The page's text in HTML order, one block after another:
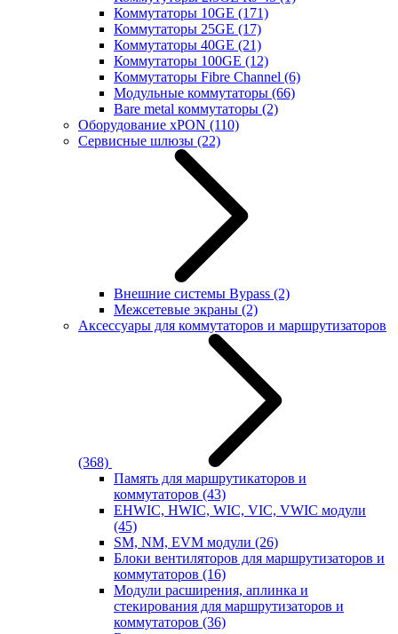
Коммутаторы 10GE (171)
Коммутаторы 25GE (17)
Коммутаторы 40GE (21)
Коммутаторы 100GE (12)
Коммутаторы Fibre Channel (6)
Модульные коммутаторы (66)
Bare metal коммутаторы (2)
Оборудование xPON (110)
Сервисные шлюзы (22)
Внешние системы Bypass (2)
Межсетевые экраны (2)
Аксессуары для коммутаторов и маршрутизаторов
(368)
Память для маршрутикаторов и
коммутаторов (43)
EHWIC, HWIC, WIC, VIC, VWIC модули
(45)
SM, NM, EVM модули (26)
Блоки вентиляторов для маршрутизаторов и
коммутаторов (16)
Модули расширения, аплинка и
стекирования для маршрутизаторов и
коммутаторов (36)